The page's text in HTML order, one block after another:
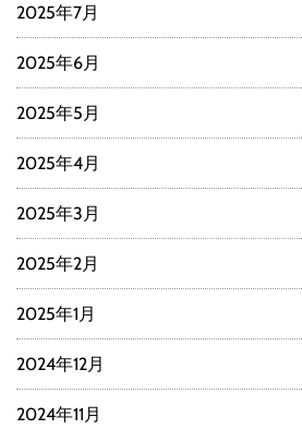
2025年7月
2025年6月
2025年5月
2025年4月
2025年3月
2025年2月
2025年1月
2024年12月
2024年11月